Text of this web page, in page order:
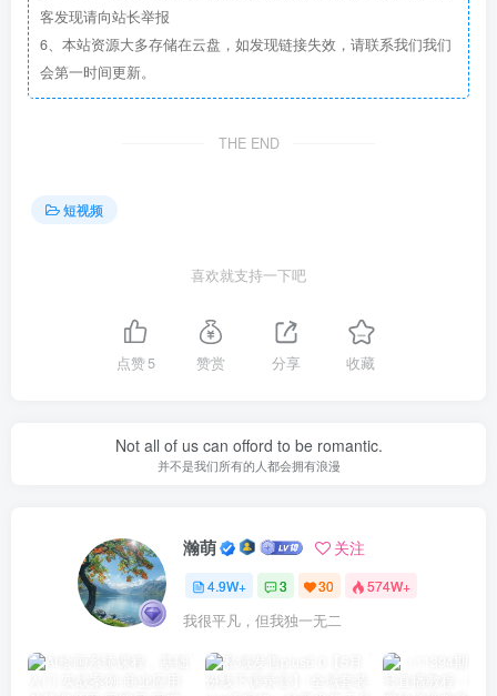
客发现请向站长举报
6、本站资源大多存储在云盘，如发现链接失效，请联系我们我们
会第一时间更新。
THE END
短视频
喜欢就支持一下吧
点赞5 赞赏 分享 收藏
Not all of us can offord to be romantic.
并不是我们所有的人都会拥有浪漫
瀚萌 关注
4.9W+ 3 30 574W+
我很平凡，但我独一无二